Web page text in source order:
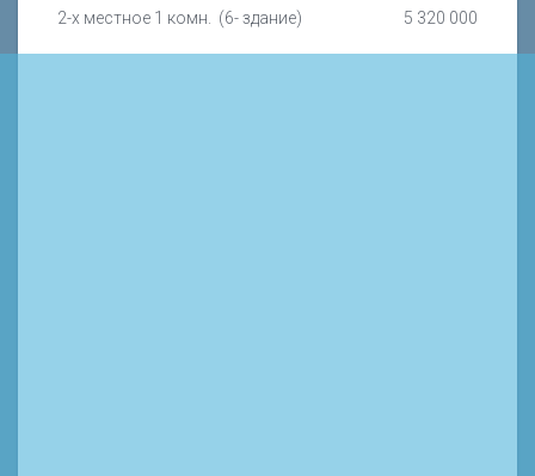
2-х местное 1 комн. (6- здание)
5 320 000